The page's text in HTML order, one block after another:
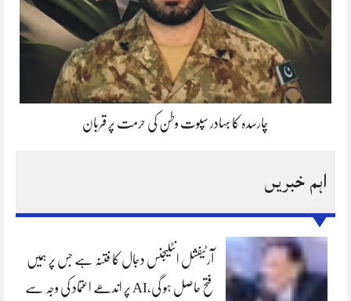
چارسدہ کا بہادر سپوت وطن کی حرمت پر قربان
اہم خبریں
آرٹیفشل انٹلیجنس دجال کا فتنہ ہے جس پر ہمیں
فتح حاصل ہو گی،AI پر اندھے اعتماد کی وجہ سے